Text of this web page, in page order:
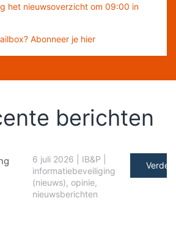
het nieuwsoverzicht om 09:00 in
Abonneer je hier
berichten
6 juli 2026 IB&P
informatiebeveiliging
(nieuws), opinie,
nieuwsberichten
Verder